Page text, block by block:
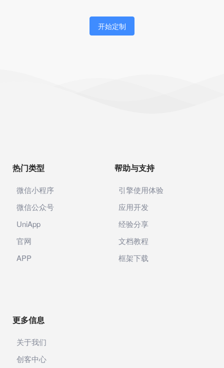
开始定制
热门类型
微信小程序
微信公众号
UniApp
官网
APP
帮助与支持
引擎使用体验
应用开发
经验分享
文档教程
框架下载
更多信息
关于我们
创客中心